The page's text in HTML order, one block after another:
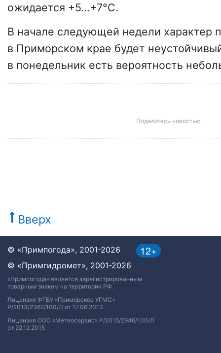
ожидается +5...+7°С.
В начале следующей недели характер
в Приморском крае будет
в понедельник есть вероятность
Поделитесь новостью
Вверх
12+
© «Примпогода», 2001-2026
© «Примгидромет», 2001-2026
«Примпогода» является зарегистрированным
товарным знаком на территории РФ.
Лицензия ФГБУ «Приморское УГМС»
Р/2013/2362/100/Л от 17.06.2013
Лицензия ООО «Метеосервис» Р/2015/2946/100/Л
от 22.12.2015